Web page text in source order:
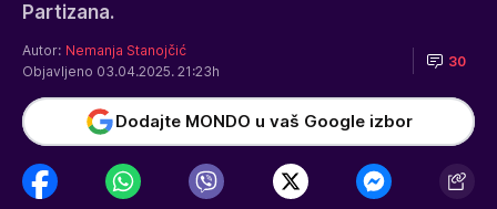
Partizana.
Autor: Nemanja Stanojčić
Objavljeno 03.04.2025. 21:23h
30
Dodajte MONDO u vaš Google izbor